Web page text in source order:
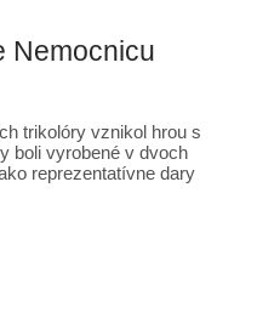
Nemocnicu
trikolóry vznikol hrou s
boli vyrobené v dvoch
reprezentatívne dary